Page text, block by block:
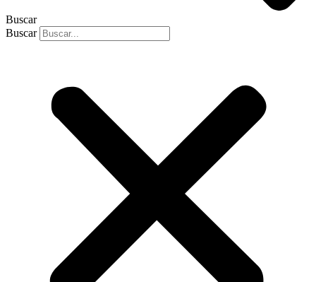
Buscar
Buscar